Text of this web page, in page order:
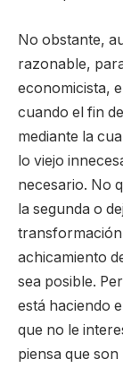
No obstante,
razonable,
economicista,
cuando el fin
mediante la
lo viejo
necesario. No
la segunda o
achicamiento
sea posible.
está haciendo
que no le
piensa que